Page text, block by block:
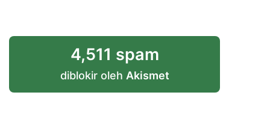
4,511 spam
diblokir oleh Akismet